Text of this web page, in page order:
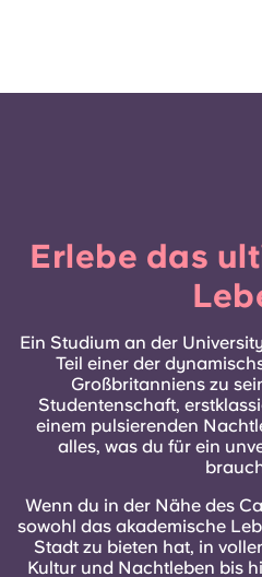
Erlebe das
Ein Studium an der
Teil einer der
Großbritanniens zu
Studentenschaft,
einem pulsierenden
alles, was du für ein
Wenn du in der Nähe des
sowohl das akademische
Stadt zu bieten hat, in
Kultur und Nachtleben bis